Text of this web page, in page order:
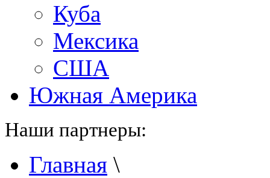
Куба
Мексика
США
Южная Америка
Наши партнеры:
Главная \